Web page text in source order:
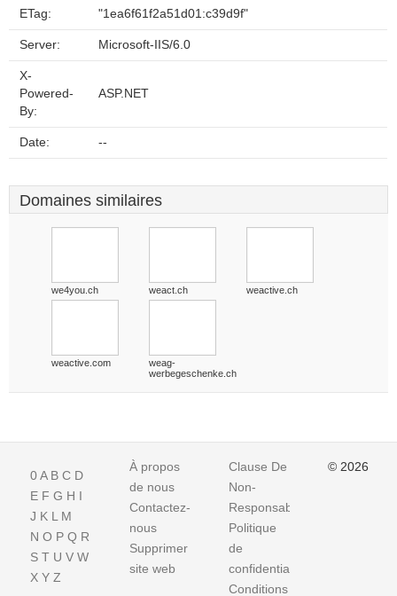
ETag: "1ea6f61f2a51d01:c39d9f"
Server: Microsoft-IIS/6.0
X-
Powered-
By:
ASP.NET
Date: --
Domaines similaires
we4you.ch weact.ch weactive.ch
weactive.com
weag-
werbegeschenke.ch
0A B C D
E F G H I
J K L M
N O P Q R
S T U V W
X Y Z
À propos
de nous
Contactez-
nous
Supprimer
site web
Clause De
Non-
Responsabilite
Politique
de
confidentialité
Conditions
© 2026